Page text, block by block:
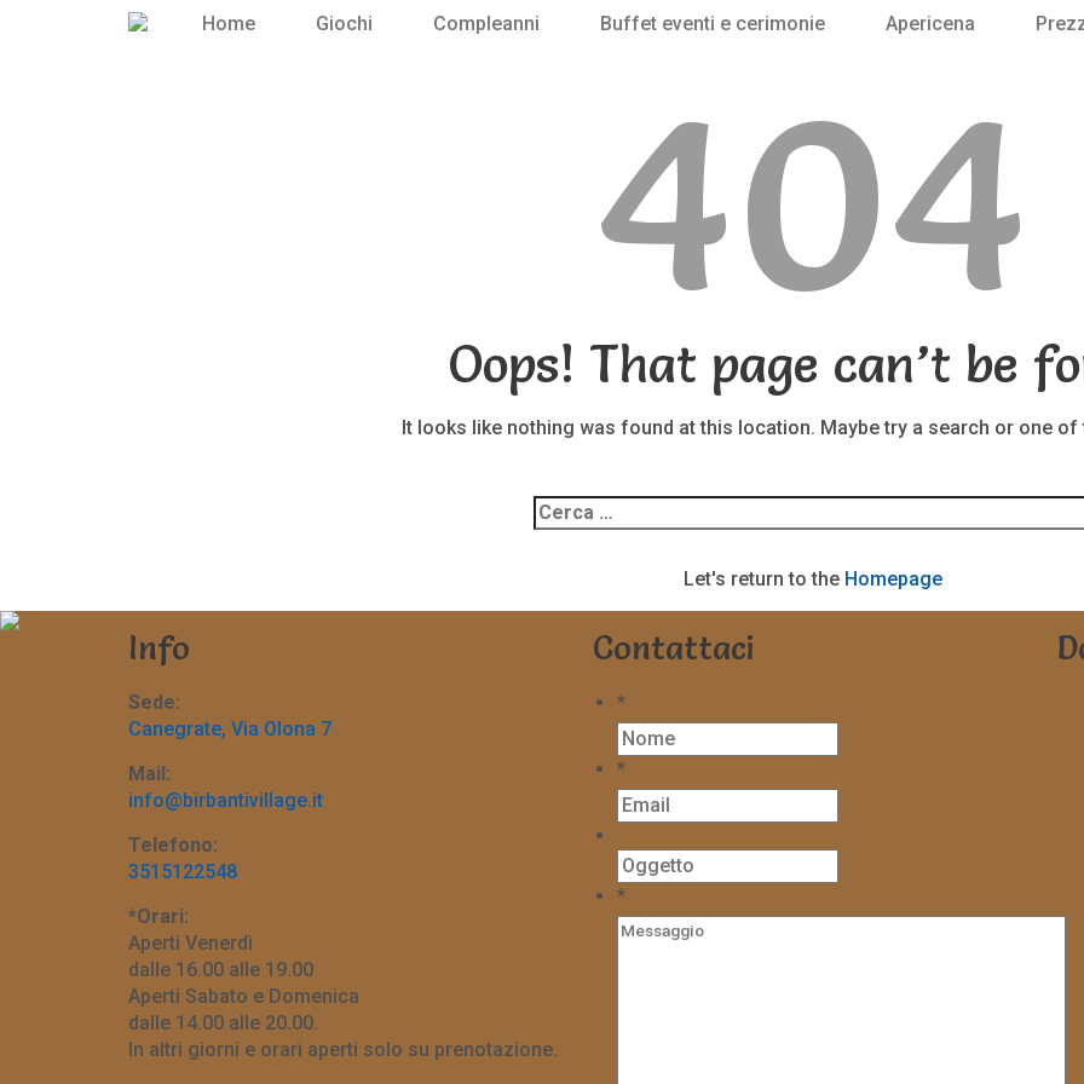
Home Giochi Compleanni Buffet eventi e cerimonie Apericena
404
Oops! That page can’t be
It looks like nothing was found at this location. Maybe try a search or one of
per:
Let's return to the Homepage
Info
Sede:
Canegrate, Via Olona 7
Mail:
info@birbantivillage.it
Telefono:
3515122548
*Orari:
Aperti Venerdì
dalle 16.00 alle 19.00
Aperti Sabato e Domenica
dalle 14.00 alle 20.00.
In altri giorni e orari aperti solo su prenotazione.
Contattaci
*
*
*